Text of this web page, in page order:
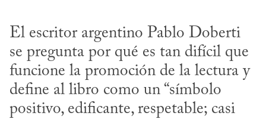
El escritor argentino Pablo Doberti
se pregunta por qué es tan difícil que
funcione la promoción de la lectura y
define al libro como un “símbolo
positivo, edificante, respetable; casi